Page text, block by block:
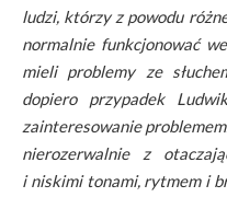
ludzi, którzy z powodu
normalnie funkcjonować
mieli problemy ze
dopiero przypadek
zainteresowanie
nierozerwalnie z
i niskimi tonami, rytmem i